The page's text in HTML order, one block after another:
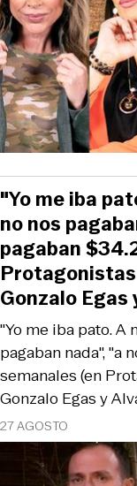
27 AGOSTO
"Yo me iba pato. A
pagaban nada", "a
semanales (en
Gonzalo Egas y
"Yo me iba
no nos
pagaban
Protagonistas
Gonzalo Egas